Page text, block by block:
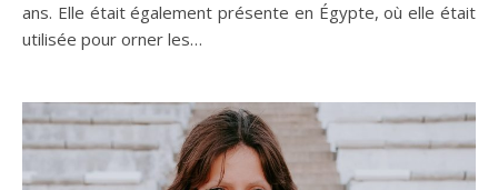
ans. Elle était également présente en Égypte, où elle était
utilisée pour orner les…